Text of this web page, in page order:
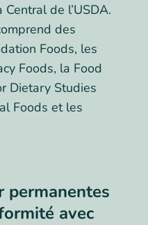
de l’USDA.
des
Foods, les
Foods, la Food
Dietary Studies
Foods et les
permanentes
avec